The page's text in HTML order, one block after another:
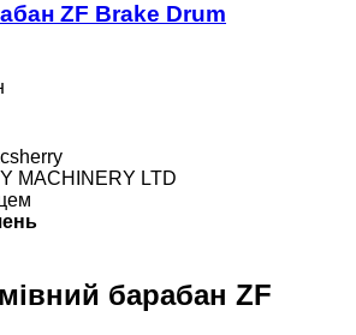
ZF Brake Drum
MACHINERY LTD
барабан ZF